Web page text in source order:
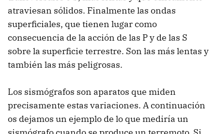
atraviesan sólidos. Finalmente las ondas
superficiales, que tienen lugar como
consecuencia de la acción de las P y de las S
sobre la superficie terrestre. Son las más lentas y
también las más peligrosas.
Los sismógrafos son aparatos que miden
precisamente estas variaciones. A continuación
os dejamos un ejemplo de lo que mediría un